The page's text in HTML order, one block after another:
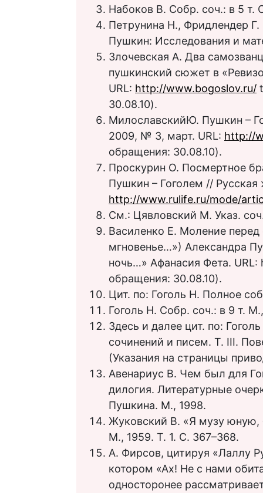
Набоков В. Собр. соч.: в 5 т.
Петрунина Н., Фридлендер Г.
Пушкин: Исследования и
Злочевская А. Два
пушкинский сюжет в
URL: http://www.bogoslov.ru/
30.08.10).
МилославскийЮ. Пушкин –
2009, № 3, март. URL: http://
обращения: 30.08.10).
Проскурин О. Посмертное
Пушкин – Гоголем // Русская
http://www.rulife.ru/mode/
См.: Цявловский М. Указ.
Василенко Е. Моление
мгновенье…») Александра
ночь…» Афанасия Фета.
обращения: 30.08.10).
Цит. по: Гоголь Н. Полное
Гоголь Н. Собр. соч.: в 9 т.
Здесь и далее цит. по:
сочинений и писем. Т. III.
(Указания на страницы
Авенариус В. Чем был для
дилогия. Литературные
Пушкина. М., 1998.
Жуковский В. «Я музу
М., 1959. Т. 1. С. 367–368.
А. Фирсов, цитируя «Лаллу
котором «Ах! Не с нами
односторонее